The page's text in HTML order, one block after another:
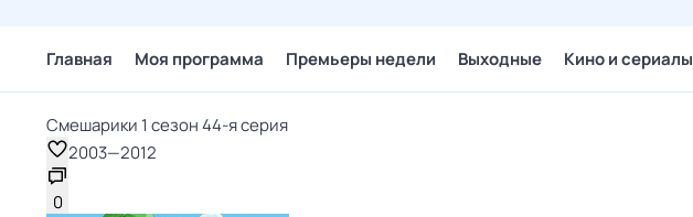
Главная Моя программа Премьеры недели Выходные Кино и сериалы
Смешарики 1 сезон 44-я серия
2003—2012
0